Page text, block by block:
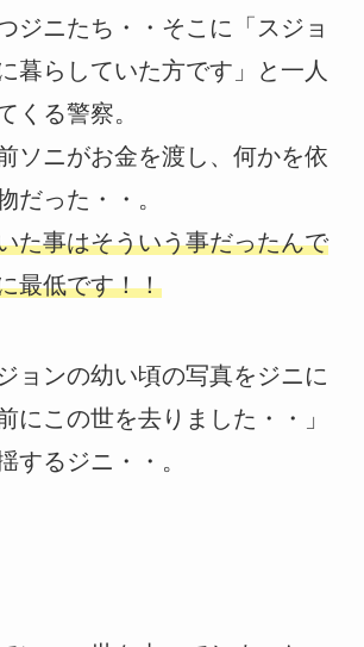
ジニたち・・そこに「スジョ
暮らしていた方です」と一人
くる警察。
ソニがお金を渡し、何かを依
だった・・。
た事はそういう事だったんで
最低です！！
ョンの幼い頃の写真をジニに
にこの世を去りました・・」
するジニ・・。